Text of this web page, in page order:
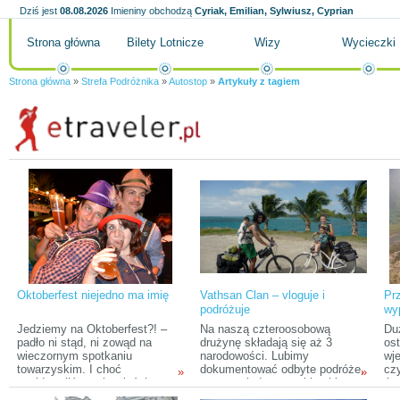
Dziś jest 08.08.2026 Imieniny obchodzą Cyriak, Emilian, Sylwiusz, Cyprian
Strona główna Bilety Lotnicze Wizy Wycieczki
Strona główna » Strefa Podróżnika »Autostop » Artykuły z tagiem
Oktoberfest niejedno ma imię
Jedziemy na Oktoberfest?! –
padło ni stąd, ni zowąd na
wieczornym spotkaniu
towarzyskim. I choć
znajdowaliśmy się właśnie na
„drugim końcu” Niemiec, rano
»
Vathsan Clan – vloguje i
podróżuje
Na naszą czteroosobową
drużynę składają się aż 3
narodowości. Lubimy
dokumentować odbyte podróże,
a ze względu na multi-culti
»